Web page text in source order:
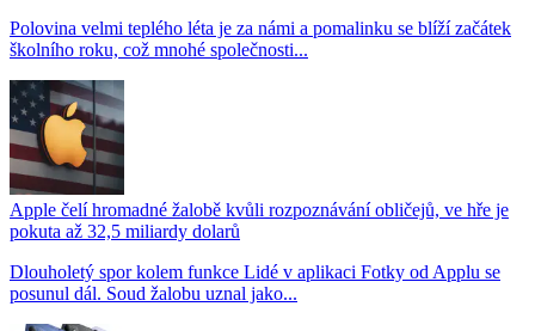
Polovina velmi teplého léta je za námi a pomalinku se blíží začátek
školního roku, což mnohé společnosti...
Apple čelí hromadné žalobě kvůli rozpoznávání obličejů, ve hře je
pokuta až 32,5 miliardy dolarů
Dlouholetý spor kolem funkce Lidé v aplikaci Fotky od Applu se
posunul dál. Soud žalobu uznal jako...